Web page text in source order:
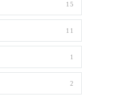
15
11
1
2